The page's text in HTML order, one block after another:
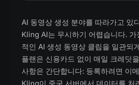
AI 동영상 생성 분야를 따라가고 있
Kling AI는 무시하기 어렵습니다. 가
적인 AI 생성 동영상 클립을 일관되
플랜은 신용카드 없이 매일 크레딧
사항은 간단합니다: 등록하려면 이